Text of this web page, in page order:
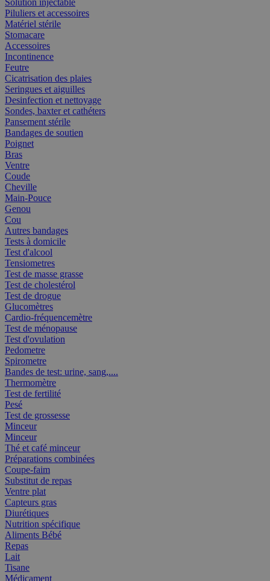
Solution injectable
Piluliers et accessoires
Matériel stérile
Stomacare
Accessoires
Incontinence
Feutre
Cicatrisation des plaies
Seringues et aiguilles
Desinfection et nettoyage
Sondes, baxter et cathéters
Pansement stérile
Bandages de soutien
Poignet
Bras
Ventre
Coude
Cheville
Main-Pouce
Genou
Cou
Autres bandages
Tests à domicile
Test d'alcool
Tensiometres
Test de masse grasse
Test de cholestérol
Test de drogue
Glucomètres
Cardio-fréquencemètre
Test de ménopause
Test d'ovulation
Pedometre
Spirometre
Bandes de test: urine, sang,....
Thermomètre
Test de fertilité
Pesé
Test de grossesse
Minceur
Minceur
Thé et café minceur
Préparations combinées
Coupe-faim
Substitut de repas
Ventre plat
Capteurs gras
Diurétiques
Nutrition spécifique
Aliments Bébé
Repas
Lait
Tisane
Médicament